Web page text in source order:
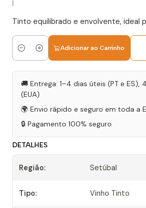
Tinto equilibrado e envolvente, ideal
Quantidade
Adicionar ao Carrinho
🚚 Entrega: 1–4 dias úteis (PT e ES),
(EUA)
🌍 Envio rápido e seguro em toda a
🔒 Pagamento 100% seguro
DETALHES
Região: Setúbal
Tipo: Vinho Tinto